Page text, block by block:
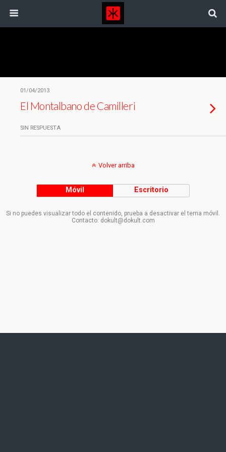
01/04/2013
El Montalbano de Camilleri
SIN RESPUESTA
Volver arriba
Móvil Escritorio
Si no puedes visualizar todo el contenido, prueba a desactivar el tema móvil.
Contacto: dokult@dokult.com